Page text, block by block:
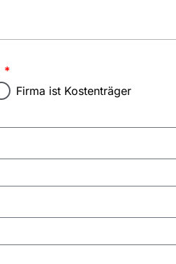
Firma ist Kostenträger